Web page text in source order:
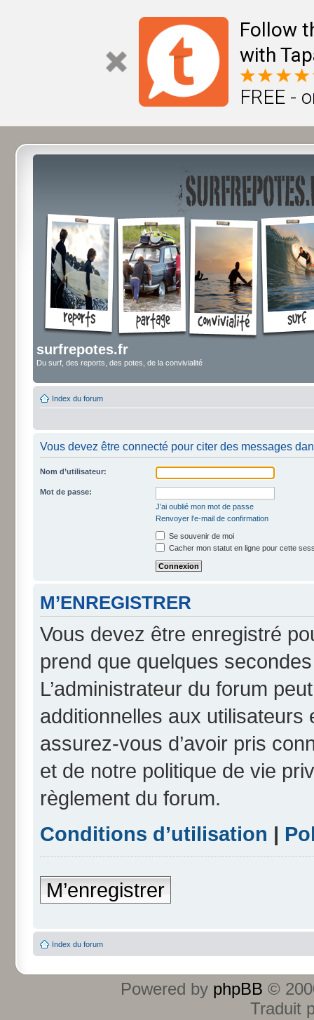
Follow
with
FREE -
surfrepotes.fr
Du surf, des reports, des potes, de la convivialité
Index du forum
Vous devez être connecté pour citer des messages
Nom d’utilisateur:
Mot de passe:
J’ai oublié mon mot de passe
Renvoyer l’e-mail de confirmation
Se souvenir de moi
Cacher mon statut en ligne pour cette
M’ENREGISTRER
Vous devez être enregistré
prend que quelques
L’administrateur du forum
additionnelles aux
assurez-vous d’avoir pris
et de notre politique de vie
règlement du forum.
Conditions d’utilisation |
M’enregistrer
Index du forum
Powered by phpBB ©
Traduit